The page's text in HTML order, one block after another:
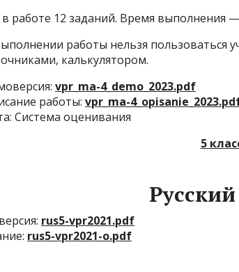
в работе 12 заданий. Время выполнения
работы нельзя пользоваться
калькулятором.
vpr_ma-4_demo_2023.pdf
работы: vpr_ma-
Система оценивания
5
rus5-vpr2021.pdf
rus5-vpr2021-o.pdf